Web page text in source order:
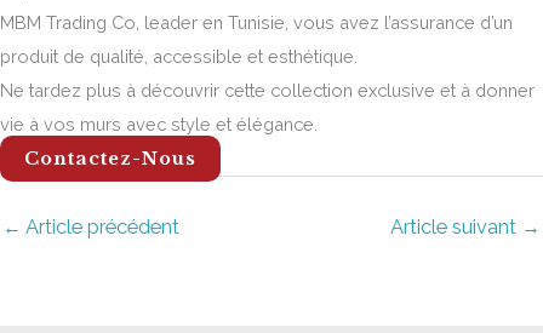
MBM Trading Co, leader en Tunisie, vous avez l’assurance d’un
produit de qualité, accessible et esthétique.
Ne tardez plus à découvrir cette collection exclusive et à donner
vie à vos murs avec style et élégance.
Contactez-Nous
← Article précédent Article suivant →